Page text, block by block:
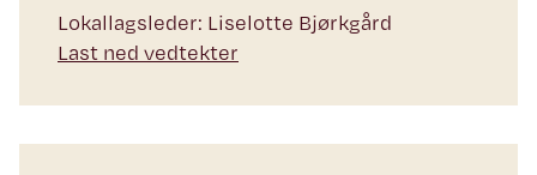
Lokallagsleder: Liselotte Bjørkgård
Last ned vedtekter